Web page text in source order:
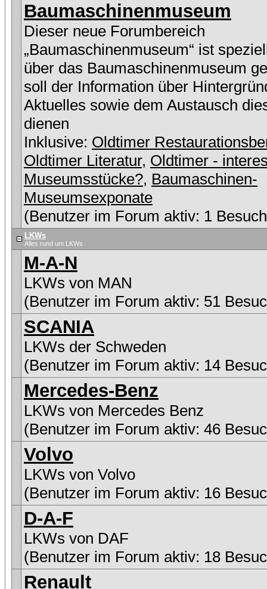
Baumaschinenmuseum
Dieser neue Forumbereich
„Baumaschinenmuseum“ ist
über das Baumaschinenmuseum
soll der Information über
Aktuelles sowie dem Austausch
dienen
Inklusive: Oldtimer
Oldtimer Literatur, Oldtimer -
Museumsstücke?, Baumaschinen-
Museumsexponate
(Benutzer im Forum aktiv: 1
LKWs
Alles rund um LKWs
M-A-N
LKWs von MAN
(Benutzer im Forum aktiv: 51
SCANIA
LKWs der Schweden
(Benutzer im Forum aktiv: 14
Mercedes-Benz
LKWs von Mercedes Benz
(Benutzer im Forum aktiv: 46
Volvo
LKWs von Volvo
(Benutzer im Forum aktiv: 16
D-A-F
LKWs von DAF
(Benutzer im Forum aktiv: 18
Renault